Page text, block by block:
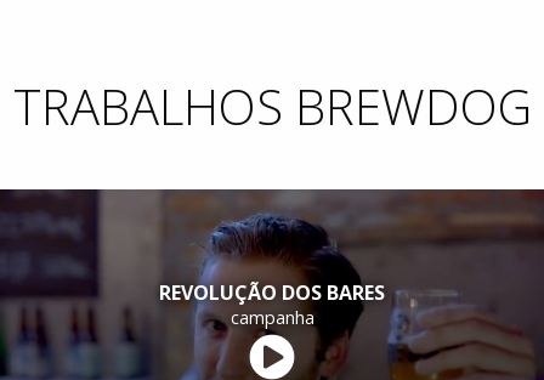
TRABALHOS BREWDOG
REVOLUÇÃO DOS BARES
campanha